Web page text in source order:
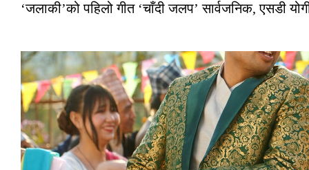
‘जलाकी’को पहिलो गीत ‘चाँदी जलप’ सार्वजनिक, एसडी